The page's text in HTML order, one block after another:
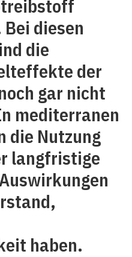
diesen
die
der
gar nicht
mediterranen
die Nutzung
langfristige
haben.